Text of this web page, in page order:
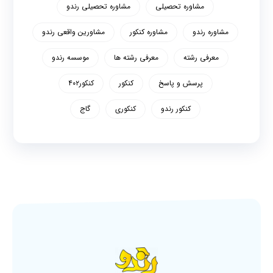
مشاوره تحصیلی مشاوره تحصیلی رندو
مشاوره رندو مشاوره کنکور مشاورین واقعی رندو
معرفی رشته معرفی رشته ها موسسه رندو
پرسش و پاسخ کنکور کنکور۴۰۲
کنکور رندو کنکوری گاج